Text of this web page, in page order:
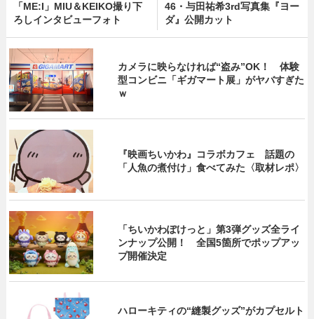
「ME:I」MIU＆KEIKO撮り下
ろしインタビューフォト
46・与田祐希3rd写真集『ヨー
ダ』公開カット
カメラに映らなければ“盗み”OK！ 体験
型コンビニ「ギガマート展」がヤバすぎた
ｗ
『映画ちいかわ』コラボカフェ 話題の
「人魚の煮付け」食べてみた〈取材レポ〉
「ちいかわぽけっと」第3弾グッズ全ライ
ンナップ公開！ 全国5箇所でポップアッ
プ開催決定
ハローキティの“縫製グッズ”がカプセルト